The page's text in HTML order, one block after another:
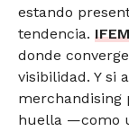
estando
tendencia.
donde
visibilidad. Y si
merchandising
huella —como